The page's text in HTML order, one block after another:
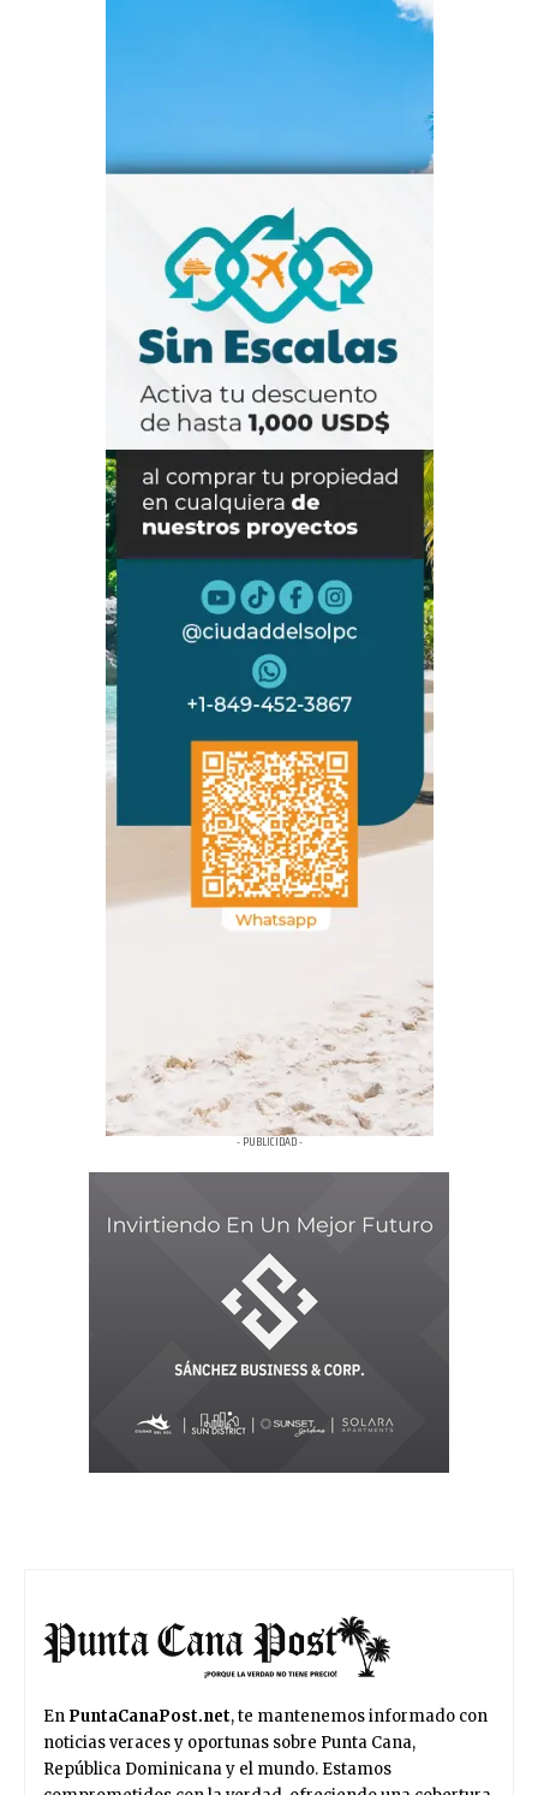
- PUBLICIDAD -
En PuntaCanaPost.net, te mantenemos informado con
noticias veraces y oportunas sobre Punta Cana,
República Dominicana y el mundo. Estamos